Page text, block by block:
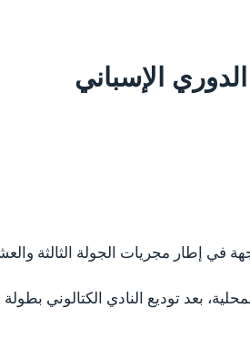
الإسباني
في إطار مجريات الجولة الثالثة
توديع النادي الكتالوني بطولة